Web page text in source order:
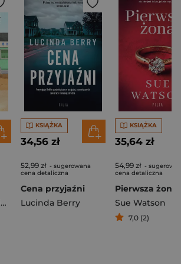
Sundström Josefine
KSIĄŻKA
34,56 zł
52,99 zł - sugerowana
cena detaliczna
Cena przyjaźni
Lucinda Berry
KSIĄŻKA
35,64 zł
54,99 zł -
cena detaliczna
Pierwsza żona
Sue Watson
7,0 (2)